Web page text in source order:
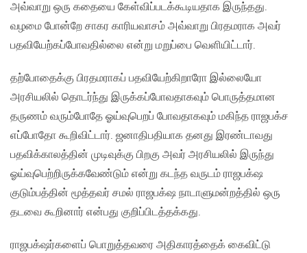
அவ்வாறு ஒரு கதையை கேள்விப்படக்கூடியதாக இருந்தது.
வழமை போன்றே சாகர காரியவாசம் அவ்வாறு பிரதமராக அவர்
பதவியேற்கப்போவதில்லை என்று மறுப்பை வெளியிட்டார்.
தற்போதைக்கு பிரதமராகப் பதவியேற்கிறாரோ இல்லையோ
அரசியலில் தொடர்ந்து இருக்கப்போவதாகவும் பொருத்தமான
தருணம் வரும்போதே ஓய்வுபெறப் போவதாகவும் மகிந்த ராஜபக்ச
எப்போதோ கூறிவிட்டார். ஜனாதிபதியாக தனது இரண்டாவது
பதவிக்காலத்தின் முடிவுக்கு பிறகு அவர் அரசியலில் இருந்து
ஓய்வுபெற்றிருக்கவேண்டும் என்று கடந்த வருடம் ராஜபக்‌ஷ
குடும்பத்தின் மூத்தவர் சமல் ராஜபக்‌ஷ நாடாளுமன்றத்தில் ஒரு
தடவை கூறினார் என்பது குறிப்பிடத்தக்கது.
ராஜபக்‌ஷர்களைப் பொறுத்தவரை அதிகாரத்தைக் கைவிட்டு